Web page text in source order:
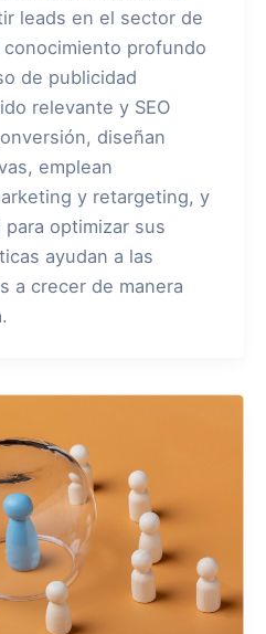
leads en el sector de
profundo
de publicidad
relevante y SEO
diseñan
emplean
y retargeting, y
optimizar sus
ayudan a las
a crecer de manera